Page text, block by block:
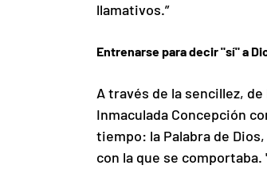
llamativos.”
Entrenarse para decir "sí" a
A través de la sencillez,
Inmaculada Concepción
tiempo: la Palabra de
con la que se